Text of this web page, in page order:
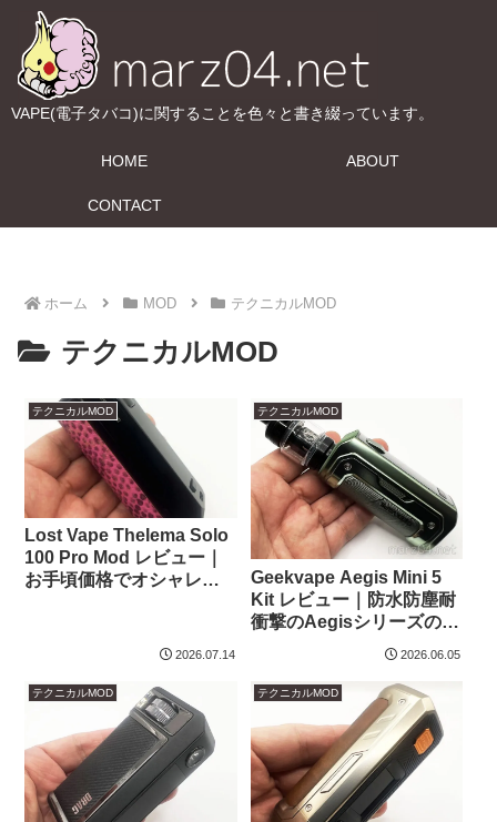
VAPE(電子タバコ)に関することを色々と書き綴っています。
HOME ABOUT
CONTACT
ホーム MOD テクニカルMOD
テクニカルMOD
テクニカルMOD
Lost Vape Thelema Solo
100 Pro Mod レビュー｜
お手頃価格でオシャレな
2026.07.14
テクニカルMOD
Geekvape Aegis Mini 5
Kit レビュー｜防水防塵耐
衝撃のAegisシリーズの末
っ子、IP67性能の内蔵バ
2026.06.05
テクニカルMOD テクニカルMOD